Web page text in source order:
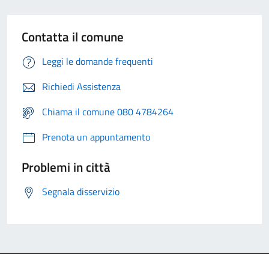
Contatta il comune
Leggi le domande frequenti
Richiedi Assistenza
Chiama il comune 080 4784264
Prenota un appuntamento
Problemi in città
Segnala disservizio